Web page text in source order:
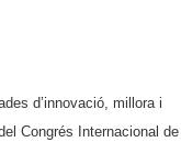
d’innovació, millora i
Congrés Internacional de